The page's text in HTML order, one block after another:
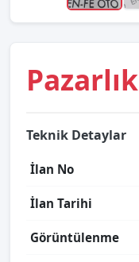
Pazarlık
Teknik Detaylar
İlan No
İlan Tarihi
Görüntülenme